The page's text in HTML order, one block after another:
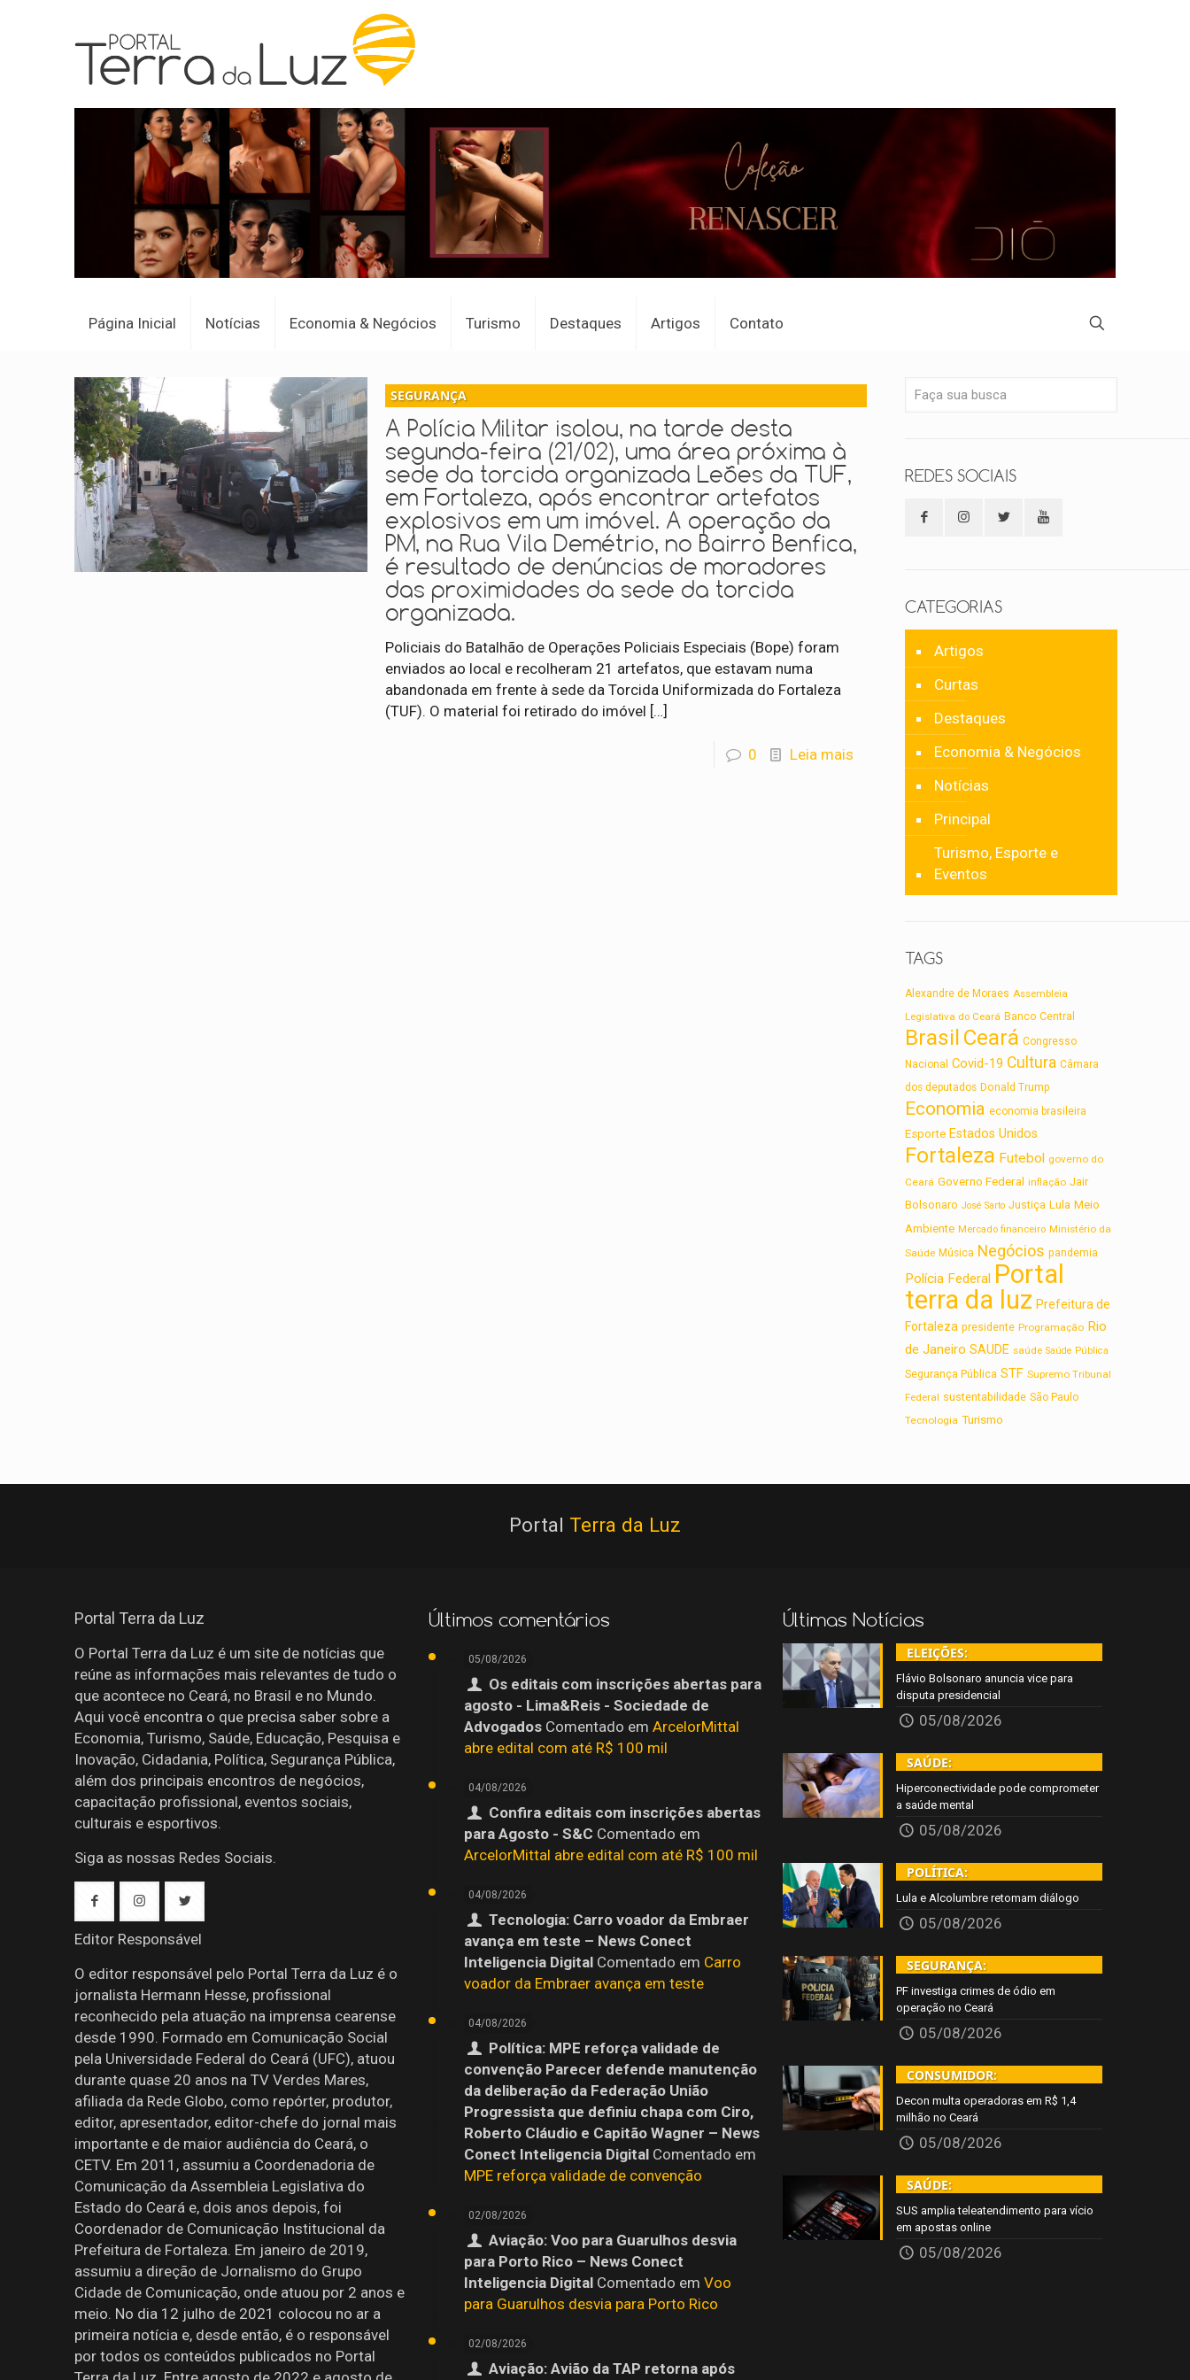
Página Inicial Notícias Economia & Negócios Turismo Destaques Artigos Contato
SEGURANÇA
A Polícia Militar isolou, na tarde desta
segunda-feira (21/02), uma área próxima à
sede da torcida organizada Leões da TUF,
em Fortaleza, após encontrar artefatos
explosivos em um imóvel. A operação da
PM, na Rua Vila Demétrio, no Bairro Benfica,
é resultado de denúncias de moradores
das proximidades da sede da torcida
organizada.
Policiais do Batalhão de Operações Policiais Especiais (Bope) foram
enviados ao local e recolheram 21 artefatos, que estavam numa
abandonada em frente à sede da Torcida Uniformizada do Fortaleza
(TUF). O material foi retirado do imóvel […]
0 Leia mais
REDES SOCIAIS
CATEGORIAS
Artigos
Curtas
Destaques
Economia & Negócios
Notícias
Principal
Turismo, Esporte e
Eventos
TAGS
Alexandre de Moraes Assembleia
Legislativa do Ceará Banco Central
Brasil Ceará Congresso
Nacional
Covid-19 Cultura Câmara
dos deputados Donald Trump
Economia economia brasileira
Esporte Estados Unidos
Fortaleza Futebol governo do
Ceará Governo Federal inflação Jair
Bolsonaro José Sarto Justiça Lula Meio
Ambiente Mercado financeiro Ministério da
Saúde Música Negócios pandemia
Polícia Federal Portal
terra da luz Prefeitura de
Fortaleza presidente Programação Rio
de Janeiro SAUDE saúde Saúde Pública
Segurança Pública STF Supremo Tribunal
Federal sustentabilidade São Paulo
Tecnologia Turismo
Portal Terra da Luz
Portal Terra da Luz
O Portal Terra da Luz é um site de notícias que
reúne as informações mais relevantes de tudo o
que acontece no Ceará, no Brasil e no Mundo.
Aqui você encontra o que precisa saber sobre a
Economia, Turismo, Saúde, Educação, Pesquisa e
Inovação, Cidadania, Política, Segurança Pública,
além dos principais encontros de negócios,
capacitação profissional, eventos sociais,
culturais e esportivos.
Siga as nossas Redes Sociais.
Editor Responsável
O editor responsável pelo Portal Terra da Luz é o
jornalista Hermann Hesse, profissional
reconhecido pela atuação na imprensa cearense
desde 1990. Formado em Comunicação Social
pela Universidade Federal do Ceará (UFC), atuou
durante quase 20 anos na TV Verdes Mares,
afiliada da Rede Globo, como repórter, produtor,
editor, apresentador, editor-chefe do jornal mais
importante e de maior audiência do Ceará, o
CETV. Em 2011, assumiu a Coordenadoria de
Comunicação da Assembleia Legislativa do
Estado do Ceará e, dois anos depois, foi
Coordenador de Comunicação Institucional da
Prefeitura de Fortaleza. Em janeiro de 2019,
assumiu a direção de Jornalismo do Grupo
Cidade de Comunicação, onde atuou por 2 anos e
meio. No dia 12 julho de 2021 colocou no ar a
primeira notícia e, desde então, é o responsável
por todos os conteúdos publicados no Portal
Últimos comentários
05/08/2026
Os editais com inscrições abertas para
agosto - Lima&Reis - Sociedade de
AdvogadosComentado em ArcelorMittal
abre edital com até R$ 100 mil
04/08/2026
Confira editais com inscrições abertas
para Agosto - S&C Comentado em
ArcelorMittal abre edital com até R$ 100 mil
04/08/2026
Tecnologia: Carro voador da Embraer
avança em teste – News Conect
Inteligencia DigitalComentado em Carro
voador da Embraer avança em teste
04/08/2026
Política: MPE reforça validade de
convenção Parecer defende manutenção
da deliberação da Federação União
Progressista que definiu chapa com Ciro,
Roberto Cláudio e Capitão Wagner – News
Conect Inteligencia DigitalComentado em
MPE reforça validade de convenção
02/08/2026
Aviação: Voo para Guarulhos desvia
para Porto Rico – News Conect
Inteligencia DigitalComentado em Voo
para Guarulhos desvia para Porto Rico
02/08/2026
Aviação: Avião da TAP retorna após
Últimas Notícias
ELEIÇÕES:
Flávio Bolsonaro anuncia vice para
disputa presidencial
05/08/2026
SAÚDE:
Hiperconectividade pode comprometer
a saúde mental
05/08/2026
POLÍTICA:
Lula e Alcolumbre retomam diálogo
05/08/2026
SEGURANÇA:
PF investiga crimes de ódio em
operação no Ceará
05/08/2026
CONSUMIDOR:
Decon multa operadoras em R$ 1,4
milhão no Ceará
05/08/2026
SAÚDE:
SUS amplia teleatendimento para vício
em apostas online
05/08/2026